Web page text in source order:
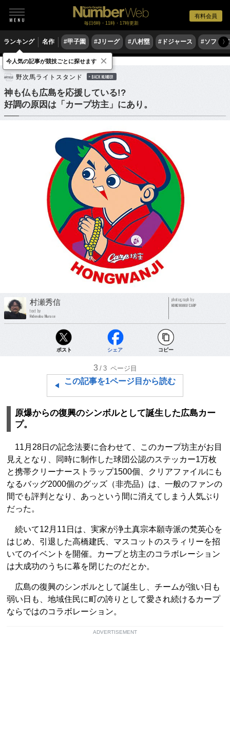
有料会員
毎日6時・11時・17時更新
ランキング 名作 #甲子園 #Jリーグ #八村塁 #ドジャース #ソフト〉
野球 プロ野球
野次馬ライトスタンド BACK NUMBER
神も仏も広島を応援している!?
好調の原因は「カープ坊主」にあり。
村瀬秀信
text by
Hidenobu Murase
photograph by
HONGWANJI/CARP
ポスト シェア コピー
3 /3 ページ目
この記事を1ページ目から読む
原爆からの復興のシンボルとして誕生した広島カー
プ。
11月28日の記念法要に合わせて、このカープ坊主がお目
見えとなり、同時に制作した球団公認のステッカー1万枚
と携帯クリーナーストラップ1500個、クリアファイルにも
なるバッグ2000個のグッズ（非売品）は、一般のファンの
間でも評判となり、あっという間に消えてしまう人気ぶり
だった。
続いて12月11日は、実家が浄土真宗本願寺派の梵英心を
はじめ、引退した高橋建氏、マスコットのスラィリーを招
いてのイベントを開催。カープと坊主のコラボレーション
は大成功のうちに幕を閉じたのだとか。
広島の復興のシンボルとして誕生し、チームが強い日も
弱い日も、地域住民に町の誇りとして愛され続けるカープ
ならではのコラボレーション。
ADVERTISEMENT
今人気の記事が競技ごとに探せます ×